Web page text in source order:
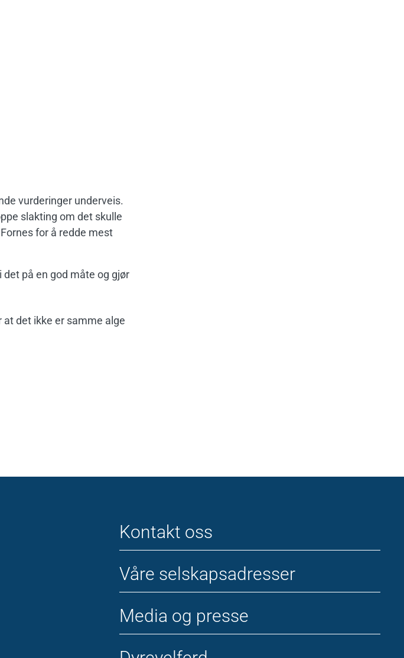
vurderinger underveis.
slakting om det skulle
for å redde mest
på en god måte og gjør
det ikke er samme alge
Kontakt oss
Våre selskapsadresser
Media og presse